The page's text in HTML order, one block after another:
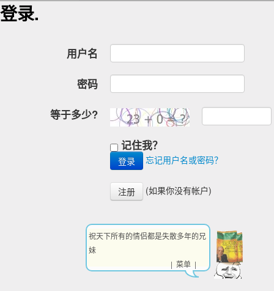
登录.
用户名
密码
等于多少?
记住我？
忘记用户名或密码？
注册 (如果你没有帐户)
祝天下所有的情侣都是失散多年的兄
妹
| 菜单 |